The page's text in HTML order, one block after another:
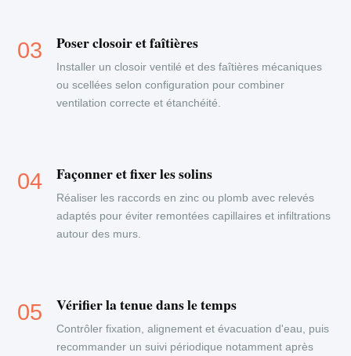
Poser closoir et faîtières
Installer un closoir ventilé et des faîtières mécaniques
ou scellées selon configuration pour combiner
ventilation correcte et étanchéité.
Façonner et fixer les solins
Réaliser les raccords en zinc ou plomb avec relevés
adaptés pour éviter remontées capillaires et infiltrations
autour des murs.
Vérifier la tenue dans le temps
Contrôler fixation, alignement et évacuation d'eau, puis
recommander un suivi périodique notamment après